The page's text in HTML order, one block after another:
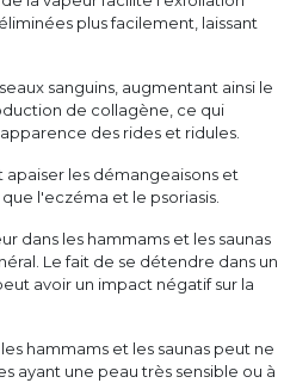
plus facilement, laissant
sanguins, augmentant ainsi le
de collagène, ce qui
des rides et ridules.
les démangeaisons et
l'eczéma et le psoriasis.
dans les hammams et les saunas
Le fait de se détendre dans un
avoir un impact négatif sur la
hammams et les saunas peut ne
ayant une peau très sensible ou à